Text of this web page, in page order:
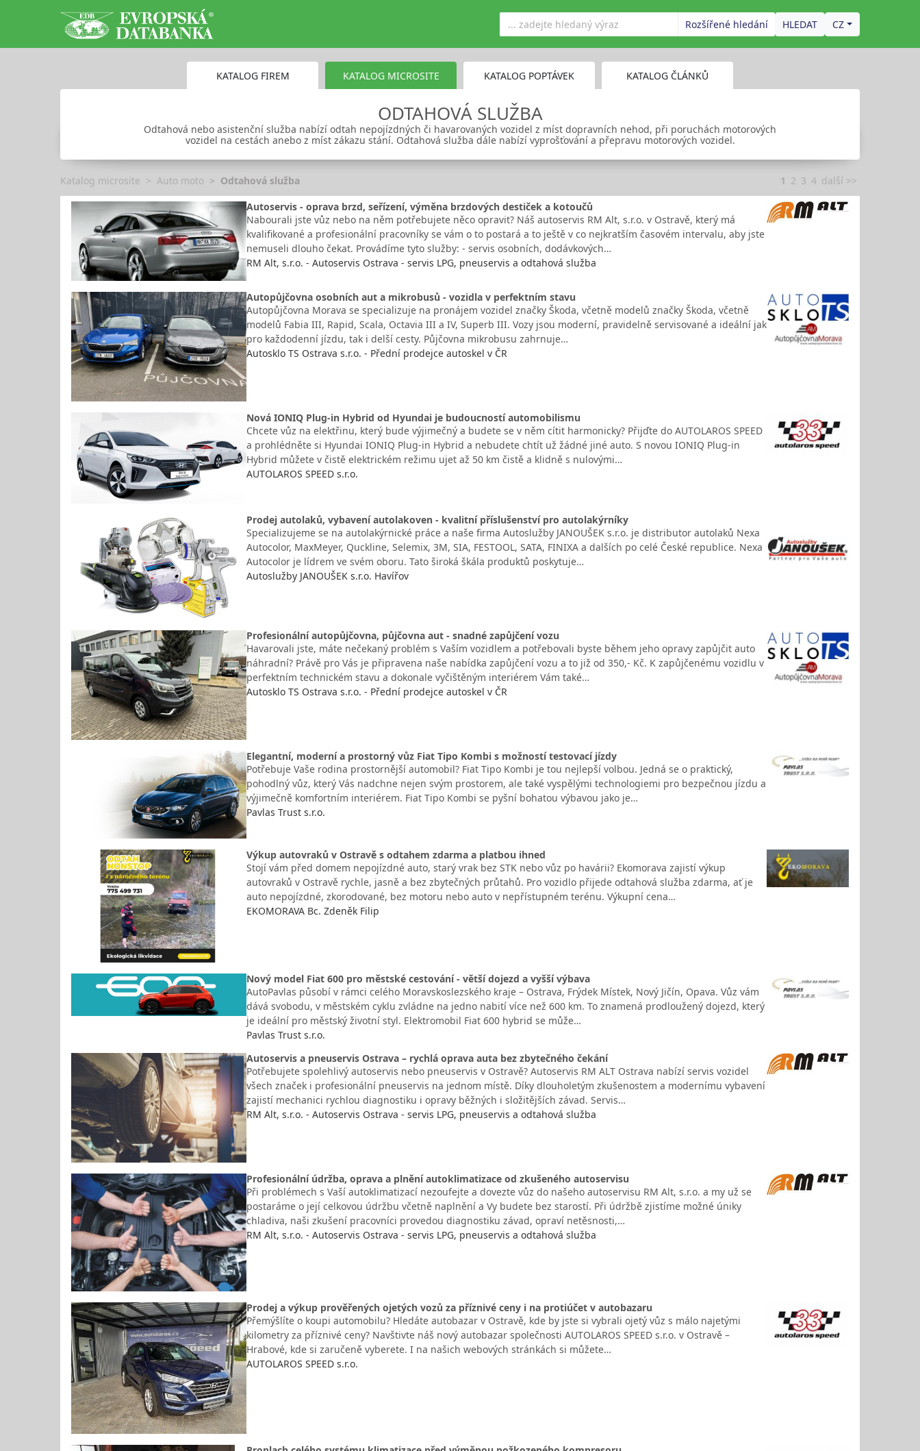
Rozšířené hledání CZ
KATALOG FIREM KATALOG MICROSITE KATALOG POPTÁVEK KATALOG ČLÁNKŮ
ODTAHOVÁ SLUŽBA
Odtahová nebo asistenční služba nabízí odtah nepojízdných či havarovaných vozidel z míst dopravních nehod, při poruchách motorových
vozidel na cestách anebo z míst zákazu stání. Odtahová služba dále nabízí vyprošťování a přepravu motorových vozidel.
Katalog microsite Auto moto Odtahová služba 1 2 3 4 další >>
Autoservis - oprava brzd, seřízení, výměna brzdových destiček a kotoučů
Nabourali jste vůz nebo na něm potřebujete něco opravit? Náš autoservis RM Alt, s.r.o. v Ostravě, který má
kvalifikované a profesionální pracovníky se vám o to postará a to ještě v co nejkratším časovém intervalu, aby jste
nemuseli dlouho čekat. Provádíme tyto služby: - servis osobních, dodávkových…
RM Alt, s.r.o. - Autoservis Ostrava - servis LPG, pneuservis a odtahová služba
Autopůjčovna osobních aut a mikrobusů - vozidla v perfektním stavu
Autopůjčovna Morava se specializuje na pronájem vozidel značky Škoda, včetně modelů značky Škoda, včetně
modelů Fabia III, Rapid, Scala, Octavia III a IV, Superb III. Vozy jsou moderní, pravidelně servisované a ideální jak
pro každodenní jízdu, tak i delší cesty. Půjčovna mikrobusu zahrnuje…
Autosklo TS Ostrava s.r.o. - Přední prodejce autoskel v ČR
Nová IONIQ Plug-in Hybrid od Hyundai je budoucností automobilismu
Chcete vůz na elektřinu, který bude výjimečný a budete se v něm cítit harmonicky? Přijďte do AUTOLAROS SPEED
a prohlédněte si Hyundai IONIQ Plug-in Hybrid a nebudete chtít už žádné jiné auto. S novou IONIQ Plug-in
Hybrid můžete v čistě elektrickém režimu ujet až 50 km čistě a klidně s nulovými…
AUTOLAROS SPEED s.r.o.
Prodej autolaků, vybavení autolakoven - kvalitní příslušenství pro autolakýrníky
Specializujeme se na autolakýrnické práce a naše firma Autoslužby JANOUŠEK s.r.o. je distributor autolaků Nexa
Autocolor, MaxMeyer, Quckline, Selemix, 3M, SIA, FESTOOL, SATA, FINIXA a dalších po celé České republice. Nexa
Autocolor je lídrem ve svém oboru. Tato široká škála produktů poskytuje…
Autoslužby JANOUŠEK s.r.o. Havířov
Profesionální autopůjčovna, půjčovna aut - snadné zapůjčení vozu
Havarovali jste, máte nečekaný problém s Vaším vozidlem a potřebovali byste během jeho opravy zapůjčit auto
náhradní? Právě pro Vás je připravena naše nabídka zapůjčení vozu a to již od 350,- Kč. K zapůjčenému vozidlu v
perfektním technickém stavu a dokonale vyčištěným interiérem Vám také…
Autosklo TS Ostrava s.r.o. - Přední prodejce autoskel v ČR
Elegantní, moderní a prostorný vůz Fiat Tipo Kombi s možností testovací jízdy
Potřebuje Vaše rodina prostornější automobil? Fiat Tipo Kombi je tou nejlepší volbou. Jedná se o praktický,
pohodlný vůz, který Vás nadchne nejen svým prostorem, ale také vyspělými technologiemi pro bezpečnou jízdu a
výjimečně komfortním interiérem. Fiat Tipo Kombi se pyšní bohatou výbavou jako je…
Pavlas Trust s.r.o.
Výkup autovraků v Ostravě s odtahem zdarma a platbou ihned
Stojí vám před domem nepojízdné auto, starý vrak bez STK nebo vůz po havárii? Ekomorava zajistí výkup
autovraků v Ostravě rychle, jasně a bez zbytečných průtahů. Pro vozidlo přijede odtahová služba zdarma, ať je
auto nepojízdné, zkorodované, bez motoru nebo auto v nepřístupném terénu. Výkupní cena…
EKOMORAVA Bc. Zdeněk Filip
Nový model Fiat 600 pro městské cestování - větší dojezd a vyšší výbava
AutoPavlas působí v rámci celého Moravskoslezského kraje – Ostrava, Frýdek Místek, Nový Jičín, Opava. Vůz vám
dává svobodu, v městském cyklu zvládne na jedno nabití více než 600 km. To znamená prodloužený dojezd, který
je ideální pro městský životní styl. Elektromobil Fiat 600 hybrid se může…
Pavlas Trust s.r.o.
Autoservis a pneuservis Ostrava – rychlá oprava auta bez zbytečného čekání
Potřebujete spolehlivý autoservis nebo pneuservis v Ostravě? Autoservis RM ALT Ostrava nabízí servis vozidel
všech značek i profesionální pneuservis na jednom místě. Díky dlouholetým zkušenostem a modernímu vybavení
zajistí mechanici rychlou diagnostiku i opravy běžných i složitějších závad. Servis…
RM Alt, s.r.o. - Autoservis Ostrava - servis LPG, pneuservis a odtahová služba
Profesionální údržba, oprava a plnění autoklimatizace od zkušeného autoservisu
Při problémech s Vaší autoklimatizací nezoufejte a dovezte vůz do našeho autoservisu RM Alt, s.r.o. a my už se
postaráme o její celkovou údržbu včetně naplnění a Vy budete bez starostí. Při údržbě zjistíme možné úniky
chladiva, naši zkušení pracovníci provedou diagnostiku závad, opraví netěsnosti,…
RM Alt, s.r.o. - Autoservis Ostrava - servis LPG, pneuservis a odtahová služba
Prodej a výkup prověřených ojetých vozů za příznivé ceny i na protiúčet v autobazaru
Přemýšlíte o koupi automobilu? Hledáte autobazar v Ostravě, kde by jste si vybrali ojetý vůz s málo najetými
kilometry za příznivé ceny? Navštivte náš nový autobazar společnosti AUTOLAROS SPEED s.r.o. v Ostravě –
Hrabové, kde si zaručeně vyberete. I na našich webových stránkách si můžete…
AUTOLAROS SPEED s.r.o.